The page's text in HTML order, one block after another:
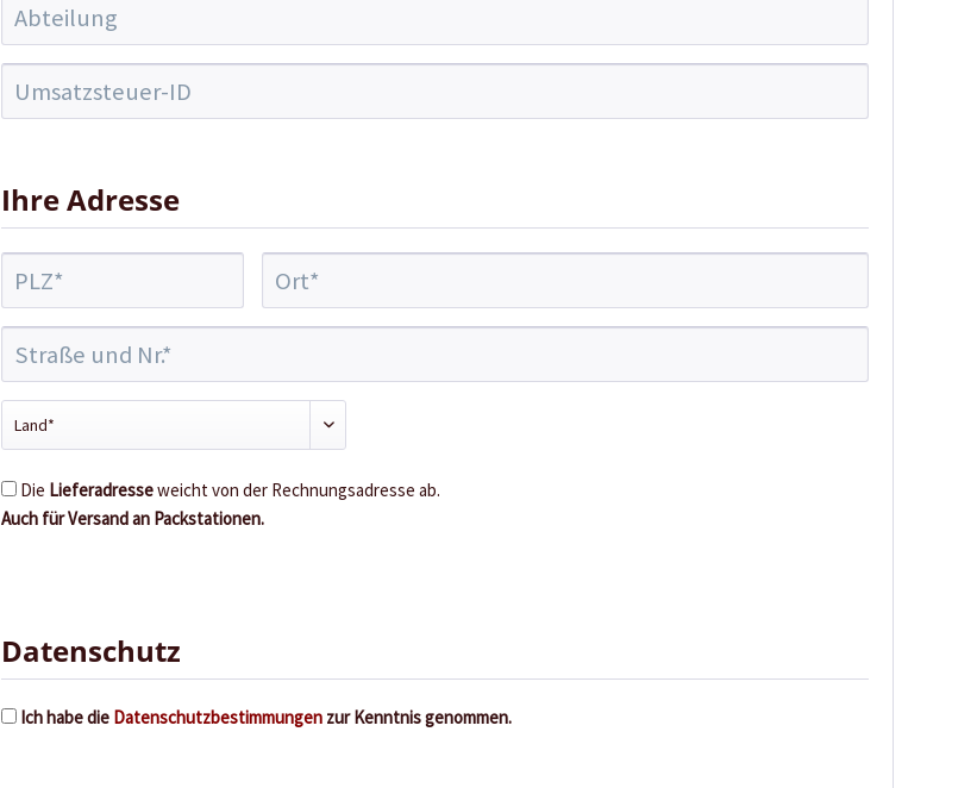
Ihre Adresse
Die Lieferadresseweicht von der Rechnungsadresse ab.
Auch für Versand an Packstationen.
Datenschutz
Ich habe die Datenschutzbestimmungen zur Kenntnis genommen.